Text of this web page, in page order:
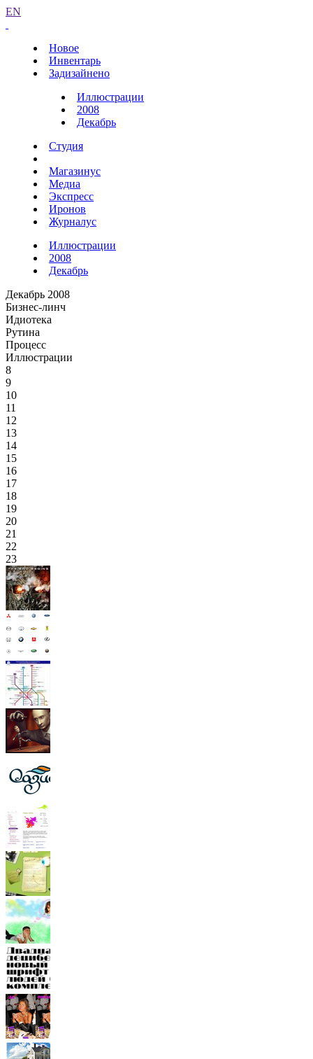
EN
Новое
Инвентарь
Задизайнено
Иллюстрации
2008
Декабрь
Студия
Магазинус
Медиа
Экспресс
Иронов
Журналус
Иллюстрации
2008
Декабрь
Декабрь 2008
Бизнес-линч
Идиотека
Рутина
Процесс
Иллюстрации
8
9
10
11
12
13
14
15
16
17
18
19
20
21
22
23